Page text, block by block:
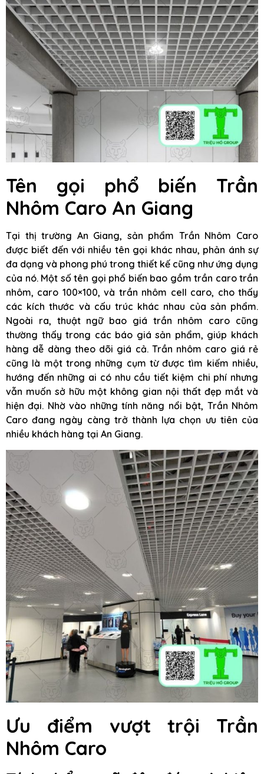
Tên gọi phổ biến Trần
Nhôm Caro An Giang
Tại thị trường An Giang, sản phẩm Trần Nhôm Caro
được biết đến với nhiều tên gọi khác nhau, phản ánh sự
đa dạng và phong phú trong thiết kế cũng như ứng dụng
của nó. Một số tên gọi phổ biến bao gồm trần caro trần
nhôm, caro 100×100, và trần nhôm cell caro, cho thấy
các kích thước và cấu trúc khác nhau của sản phẩm.
Ngoài ra, thuật ngữ bao giá trần nhôm caro cũng
thường thấy trong các báo giá sản phẩm, giúp khách
hàng dễ dàng theo dõi giá cả. Trần nhôm caro giá rẻ
cũng là một trong những cụm từ được tìm kiếm nhiều,
hướng đến những ai có nhu cầu tiết kiệm chi phí nhưng
vẫn muốn sở hữu một không gian nội thất đẹp mắt và
hiện đại. Nhờ vào những tính năng nổi bật, Trần Nhôm
Caro đang ngày càng trở thành lựa chọn ưu tiên của
nhiều khách hàng tại An Giang.
Ưu điểm vượt trội Trần
Nhôm Caro